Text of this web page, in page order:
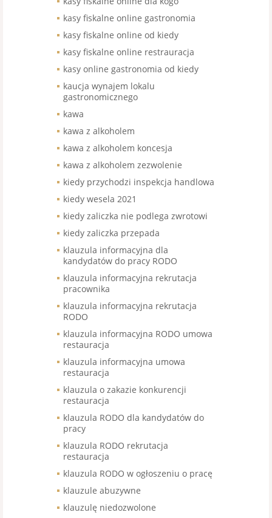
kasy fiskalne online gastronomia
kasy fiskalne online od kiedy
kasy fiskalne online restrauracja
kasy online gastronomia od kiedy
kaucja wynajem lokalu
gastronomicznego
kawa
kawa z alkoholem
kawa z alkoholem koncesja
kawa z alkoholem zezwolenie
kiedy przychodzi inspekcja handlowa
kiedy wesela 2021
kiedy zaliczka nie podlega zwrotowi
kiedy zaliczka przepada
klauzula informacyjna dla
kandydatów do pracy RODO
klauzula informacyjna rekrutacja
pracownika
klauzula informacyjna rekrutacja
RODO
klauzula informacyjna RODO umowa
restauracja
klauzula informacyjna umowa
restauracja
klauzula o zakazie konkurencji
restauracja
klauzula RODO dla kandydatów do
pracy
klauzula RODO rekrutacja
restauracja
klauzula RODO w ogłoszeniu o pracę
klauzule abuzywne
klauzulę niedozwolone